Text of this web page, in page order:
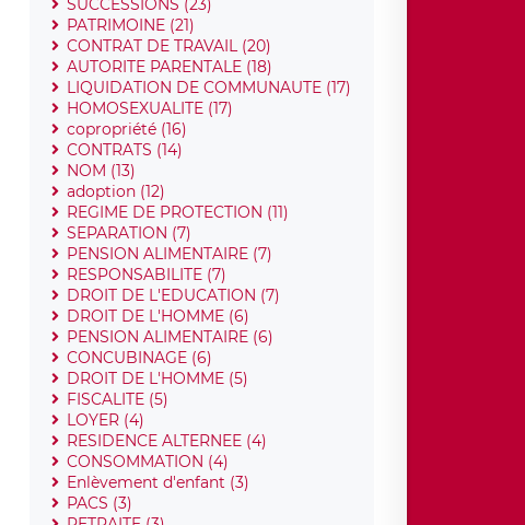
SUCCESSIONS (23)
PATRIMOINE (21)
CONTRAT DE TRAVAIL (20)
AUTORITE PARENTALE (18)
LIQUIDATION DE COMMUNAUTE (17)
HOMOSEXUALITE (17)
copropriété (16)
CONTRATS (14)
NOM (13)
adoption (12)
REGIME DE PROTECTION (11)
SEPARATION (7)
PENSION ALIMENTAIRE (7)
RESPONSABILITE (7)
DROIT DE L'EDUCATION (7)
DROIT DE L'HOMME (6)
PENSION ALIMENTAIRE (6)
CONCUBINAGE (6)
DROIT DE L'HOMME (5)
FISCALITE (5)
LOYER (4)
RESIDENCE ALTERNEE (4)
CONSOMMATION (4)
Enlèvement d'enfant (3)
PACS (3)